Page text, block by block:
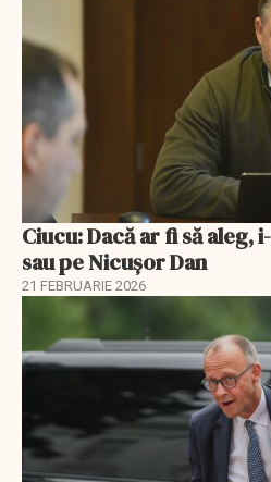
Ciucu: Dacă ar fi să aleg,
sau pe Nicușor Dan
21 FEBRUARIE 2026